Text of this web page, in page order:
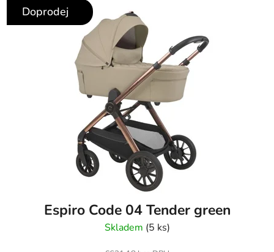
Doprodej
Espiro Code 04 Tender green
Skladem (5 ks)